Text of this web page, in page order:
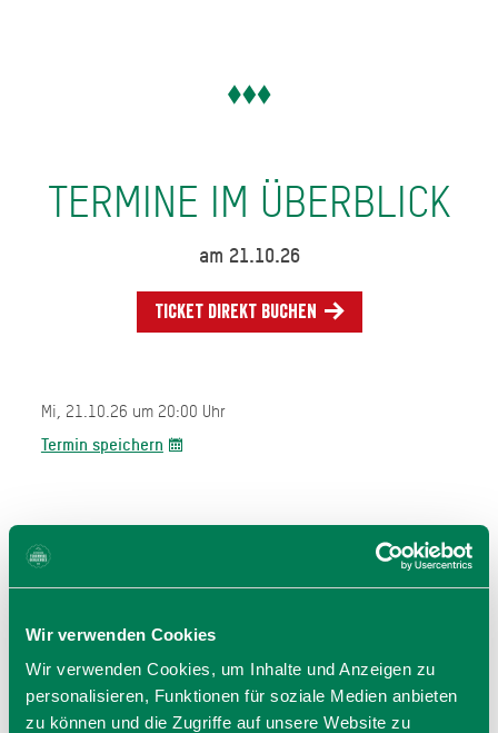
Wir verwenden Cookies
Wir verwenden Cookies, um Inhalte und Anzeigen zu
personalisieren, Funktionen für soziale Medien anbieten
zu können und die Zugriffe auf unsere Website zu
TERMINE IM ÜBERBLICK
am 21.10.26
Ticket direkt buchen
Mi, 21.10.26 um 20:00 Uhr
Termin speichern
Preise
Preis: 29,00 €